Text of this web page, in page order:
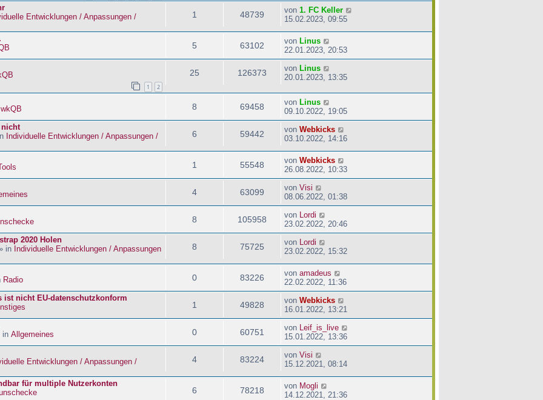
Entwicklungen / Anpassungen /
1 48739 von 1. FC Keller
15.02.2023, 09:55
5 63102 von Linus
22.01.2023, 20:53
1 2
25 126373 von Linus
20.01.2023, 13:35
wkQB 8 69458 von Linus
09.10.2022, 19:05
Individuelle Entwicklungen / Anpassungen /
6 59442 von Webkicks
03.10.2022, 14:16
1 55548 von Webkicks
26.08.2022, 10:33
4 63099 von Visi
08.06.2022, 01:38
8 105958 von Lordi
23.02.2022, 20:46
2020 Holen
in Individuelle Entwicklungen / Anpassungen
8 75725 von Lordi
23.02.2022, 15:32
Radio 0 83226 von amadeus
22.02.2022, 11:36
nicht EU-datenschutzkonform
1 49828 von Webkicks
16.01.2022, 13:21
in Allgemeines 0 60751 von Leif_is_live
15.01.2022, 13:36
Entwicklungen / Anpassungen /
4 83224 von Visi
15.12.2021, 08:14
für multiple Nutzerkonten
6 78218 von Mogli
14.12.2021, 21:36